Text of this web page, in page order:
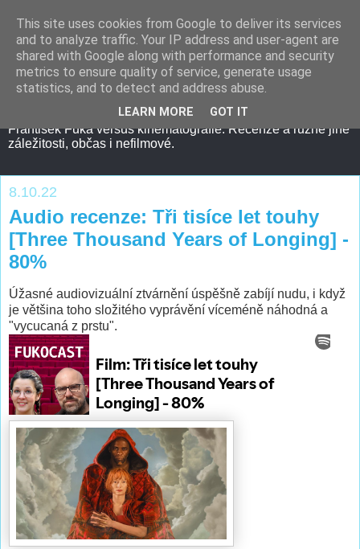
František Fuka versus kinematografie. Recenze a různé jiné
záležitosti, občas i nefilmové.
8.10.22
Audio recenze: Tři tisíce let touhy
[Three Thousand Years of Longing] -
80%
Úžasné audiovizuální ztvárnění úspěšně zabíjí nudu, i když
je většina toho složitého vyprávění víceméně náhodná a
"vycucaná z prstu".
This site uses cookies from Google to deliver its services
and to analyze traffic. Your IP address and user-agent are
shared with Google along with performance and security
metrics to ensure quality of service, generate usage
statistics, and to detect and address abuse.
LEARN MORE GOT IT